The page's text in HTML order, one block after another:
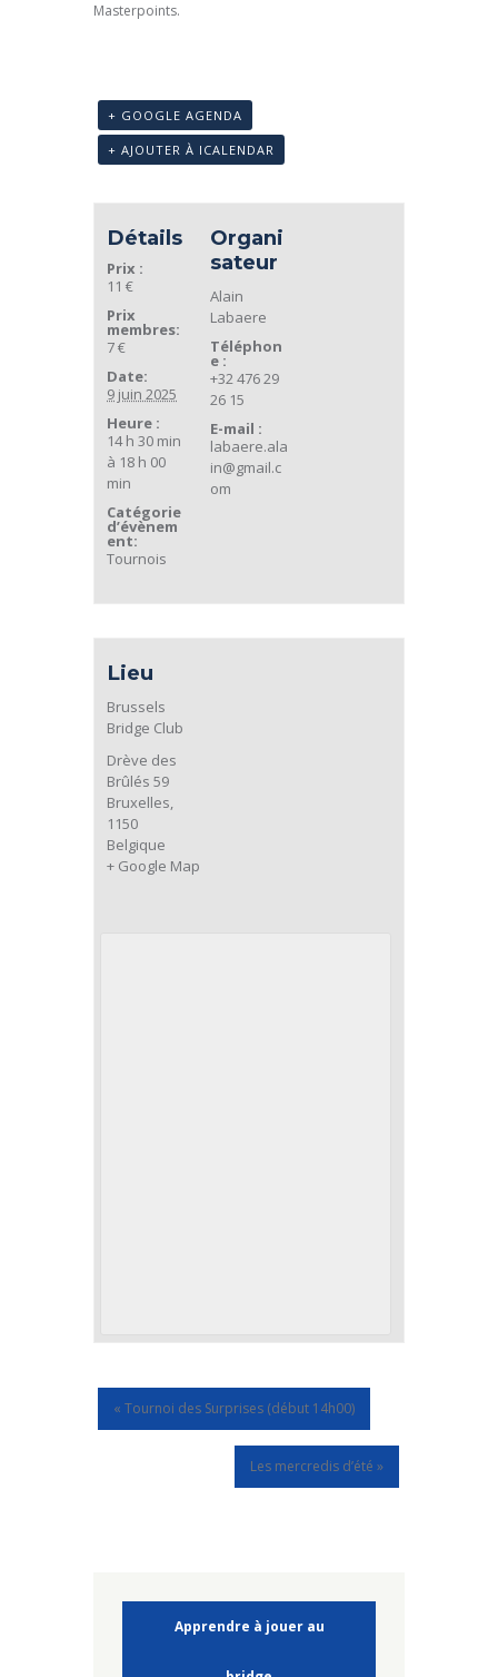
Masterpoints.
+ GOOGLE AGENDA
+ AJOUTER À ICALENDAR
Détails
Prix :
11 €
Prix
membres:
7 €
Date:
9 juin 2025
Heure :
14 h 30 min
à 18 h 00
min
Catégorie
d’évènem
ent:
Tournois
Organi
sateur
Alain
Labaere
Téléphon
e :
+32 476 29
26 15
E-mail :
labaere.ala
in@gmail.c
om
Lieu
Brussels
Bridge Club
Drève des
Brûlés 59
Bruxelles,
1150
Belgique
+ Google Map
« Tournoi des Surprises (début 14h00)
Les mercredis d’été»
Apprendre à jouer au